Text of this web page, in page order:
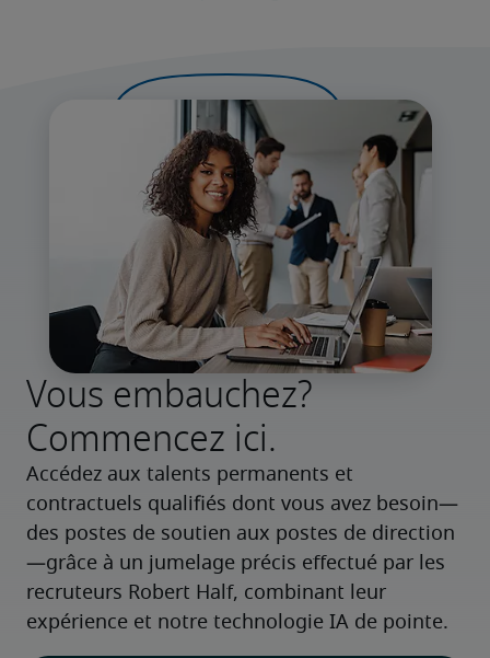
Vous embauchez?
Commencez ici.
Accédez aux talents permanents et
contractuels qualifiés dont vous avez besoin—
des postes de soutien aux postes de direction
—grâce à un jumelage précis effectué par les
recruteurs Robert Half, combinant leur
expérience et notre technologie IA de pointe.